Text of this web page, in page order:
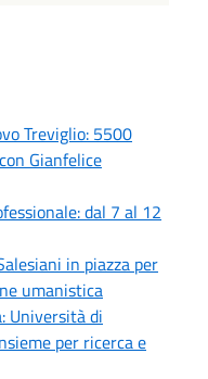
Treviglio: 5500
Gianfelice
dal 7 al 12
in piazza per
umanistica
Università di
per ricerca e